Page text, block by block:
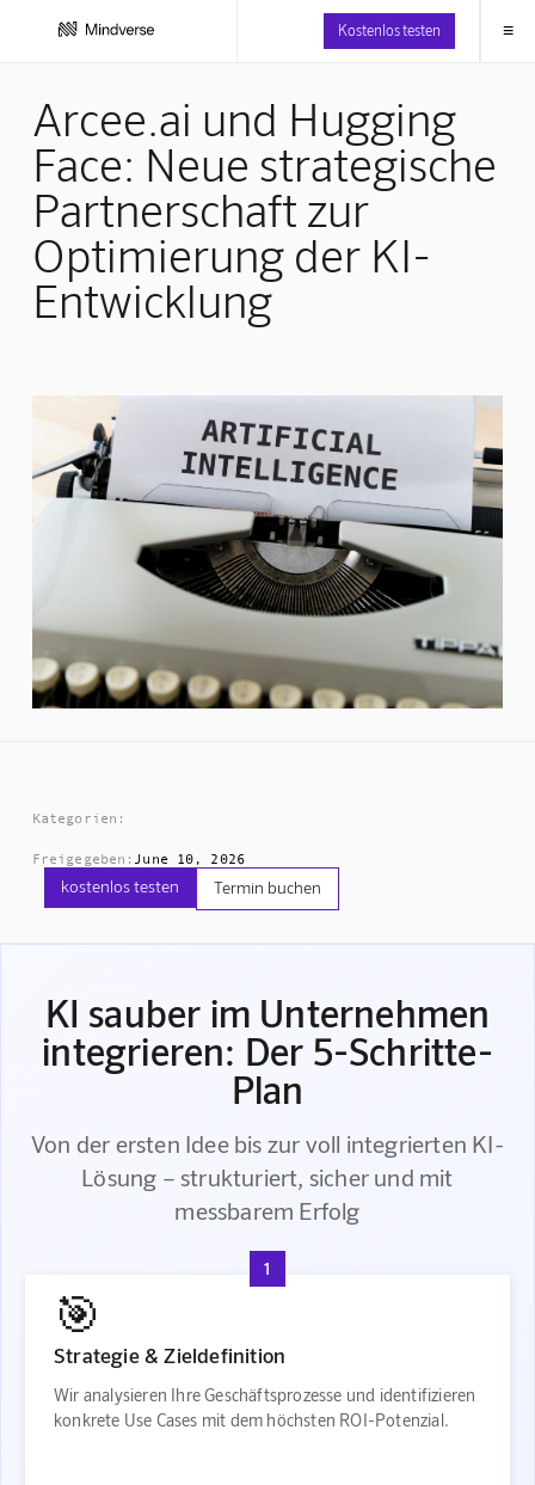
Kostenlos testen ≡
Arcee.ai und Hugging
Face: Neue strategische
Partnerschaft zur
Optimierung der KI-
Entwicklung
Kategorien:
Freigegeben: June 10, 2026
kostenlos testen Termin buchen
KI sauber im Unternehmen
integrieren: Der 5-Schritte-
Plan
Von der ersten Idee bis zur voll integrierten KI-
Lösung – strukturiert, sicher und mit
messbarem Erfolg
1
🎯
Strategie & Zieldefinition
Wir analysieren Ihre Geschäftsprozesse und identifizieren
konkrete Use Cases mit dem höchsten ROI-Potenzial.